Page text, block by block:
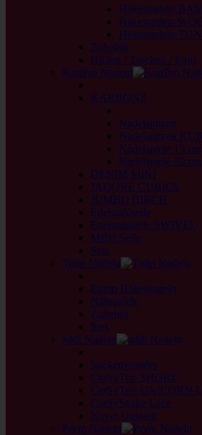
Häkelnadeln
Häkelnadeln
Häkelnadeln
Zubehör
Hüllen / Taschen / Etuis
KnitPro Nadeln
KARBONZ
Nadelspitzen
Nadelspitzen
Nadelspiele 15 cm
Nadelspiele 20 cm
DENIM MINI
JADORE CUBICS
JUMBO BIRCH
Edelstahlseile
Edelstahlseile SWIVEL
MINI Seile
Sets
Tulip Nadeln
Etimo Häkelnadeln
Nähnadeln
Zubehör
Sets
addi Nadeln
Sockenwunder
CraSyTrio SHORT
CraSyTrio UNICORN
CraSySnake Lace
Novel Quintett
Prym Nadeln